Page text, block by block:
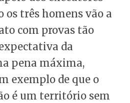
os três homens vão a
com provas tão
da
pena máxima,
exemplo de que o
é um território sem